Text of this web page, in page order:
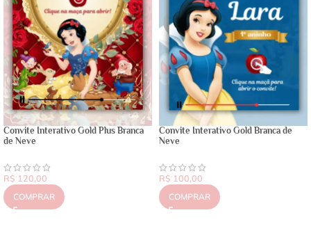
Convite Interativo Gold Plus Branca
de Neve
R$ 120,00
COMPRAR
Convite Interativo Gold Branca de
Neve
R$ 100,00
COMPRAR